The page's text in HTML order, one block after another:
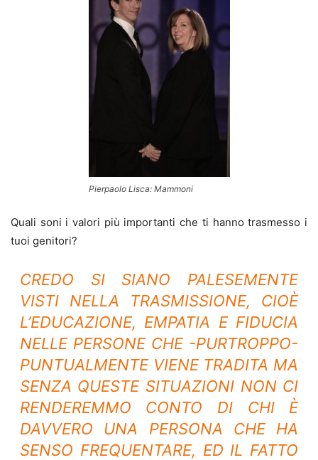
Pierpaolo Lisca: Mammoni
Quali soni i valori più importanti che ti hanno trasmesso i
tuoi genitori?
CREDO SI SIANO PALESEMENTE
VISTI NELLA TRASMISSIONE, CIOÈ
L’EDUCAZIONE, EMPATIA E FIDUCIA
NELLE PERSONE CHE -PURTROPPO-
PUNTUALMENTE VIENE TRADITA MA
SENZA QUESTE SITUAZIONI NON CI
RENDEREMMO CONTO DI CHI È
DAVVERO UNA PERSONA CHE HA
SENSO FREQUENTARE, ED IL FATTO